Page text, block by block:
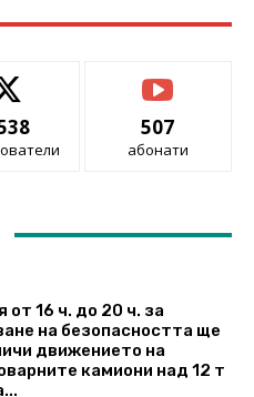
507
абонати
от 16 ч. до 20 ч. за
на безопасността ще
движението на
камиони над 12 т